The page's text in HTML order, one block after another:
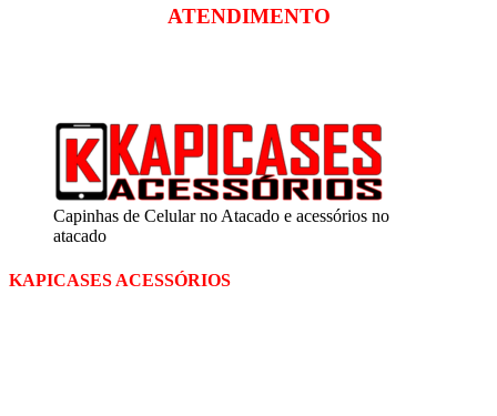
ATENDIMENTO
Capinhas de Celular no Atacado e acessórios no
atacado
KAPICASES ACESSÓRIOS